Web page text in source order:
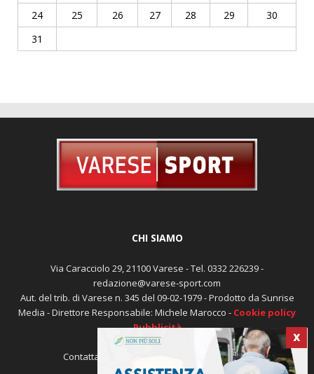
24
25 26 27 28 29
30
31
X
CHI SIAMO
Via Caracciolo 29, 21100 Varese - Tel. 0332 226239 -
redazione@varese-sport.com
Aut. del trib. di Varese n. 345 del 09-02-1979 - Prodotto da Sunrise
Media - Direttore Responsabile: Michele Marocco - Cookie policy
Pubblicità
Contattaci: redazione@varese-sport.com